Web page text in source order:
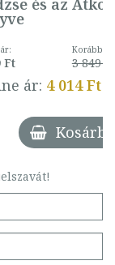
és az Átkok
Ft
Korábbi
3 849 Ft
ár: 4 014 Ft
Kosárba